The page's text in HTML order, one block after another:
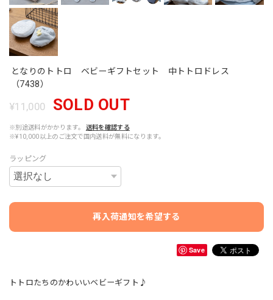
となりのトトロ ベビーギフトセット 中トトロドレス
（7438）
¥11,000 SOLD OUT
※別途送料がかかります。
送料を確認する
※¥10,000以上のご注文で国内送料が無料になります。
ラッピング
再入荷通知を希望する
Save
トトロたちのかわいいベビーギフト♪